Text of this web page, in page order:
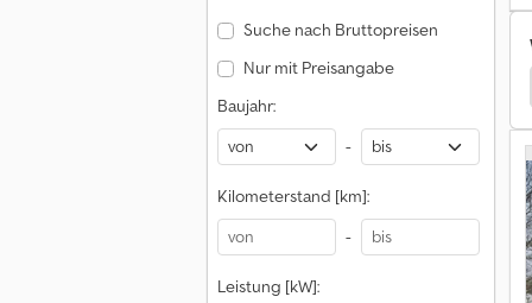
Suche nach Bruttopreisen
Nur mit Preisangabe
Baujahr:
-
Kilometerstand [km]:
-
Leistung [kW]: